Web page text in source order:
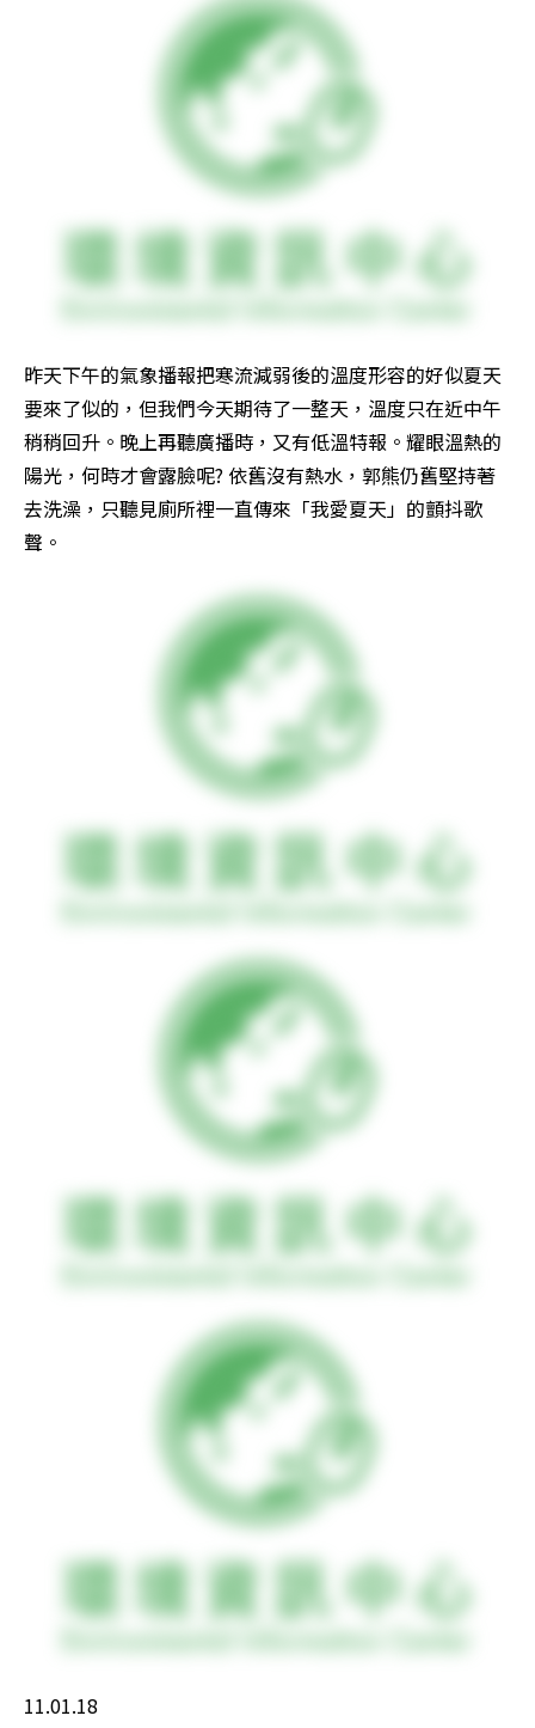
昨天下午的氣象播報把寒流減弱後的溫度形容的好似夏天
要來了似的，但我們今天期待了一整天，溫度只在近中午
稍稍回升。晚上再聽廣播時，又有低溫特報。耀眼溫熱的
陽光，何時才會露臉呢? 依舊沒有熱水，郭熊仍舊堅持著
去洗澡，只聽見廁所裡一直傳來「我愛夏天」的顫抖歌
聲。
11.01.18